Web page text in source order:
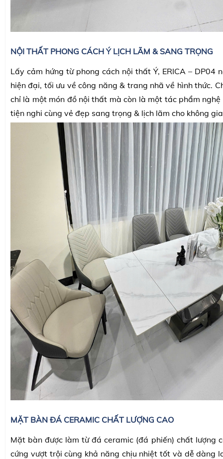
NỘI THẤT PHONG CÁCH Ý LỊCH LÃM & SANG TRỌNG
Lấy cảm hứng từ phong cách nội thất Ý, ERICA – DP04
hiện đại, tối ưu về công năng & trang nhã về hình thức.
chỉ là một món đồ nội thất mà còn là một tác phẩm
tiện nghi cùng vẻ đẹp sang trọng & lịch lãm cho không
MẶT BÀN ĐÁ CERAMIC CHẤT LƯỢNG CAO
Mặt bàn được làm từ đá ceramic (đá phiến) chất lượng
cứng vượt trội cùng khả năng chịu nhiệt tốt và dễ dàng